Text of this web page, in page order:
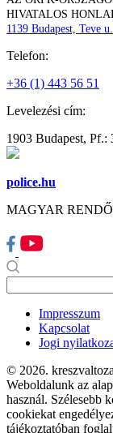
HIVATALOS
1139 Budapest, Teve
Telefon:
+36 (1) 443 56 51
Levelezési cím:
1903 Budapest, Pf.:
police.hu
MAGYAR
Impresszum
Kapcsolat
Jogi
© 2026.
Weboldalunk az
használ. Szélesebb
cookiekat
tájékoztatóban